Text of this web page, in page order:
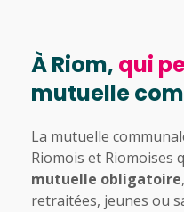
À Riom, qui
mutuelle
La mutuelle
Riomois et Riomoises
mutuelle obligatoire
retraitées, jeunes ou